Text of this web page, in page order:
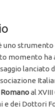
uno
momento ha
lanciato
al
e dei Dottori